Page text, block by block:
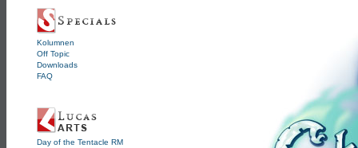
Kolumnen
Off Topic
Downloads
FAQ
Day of the Tentacle RM